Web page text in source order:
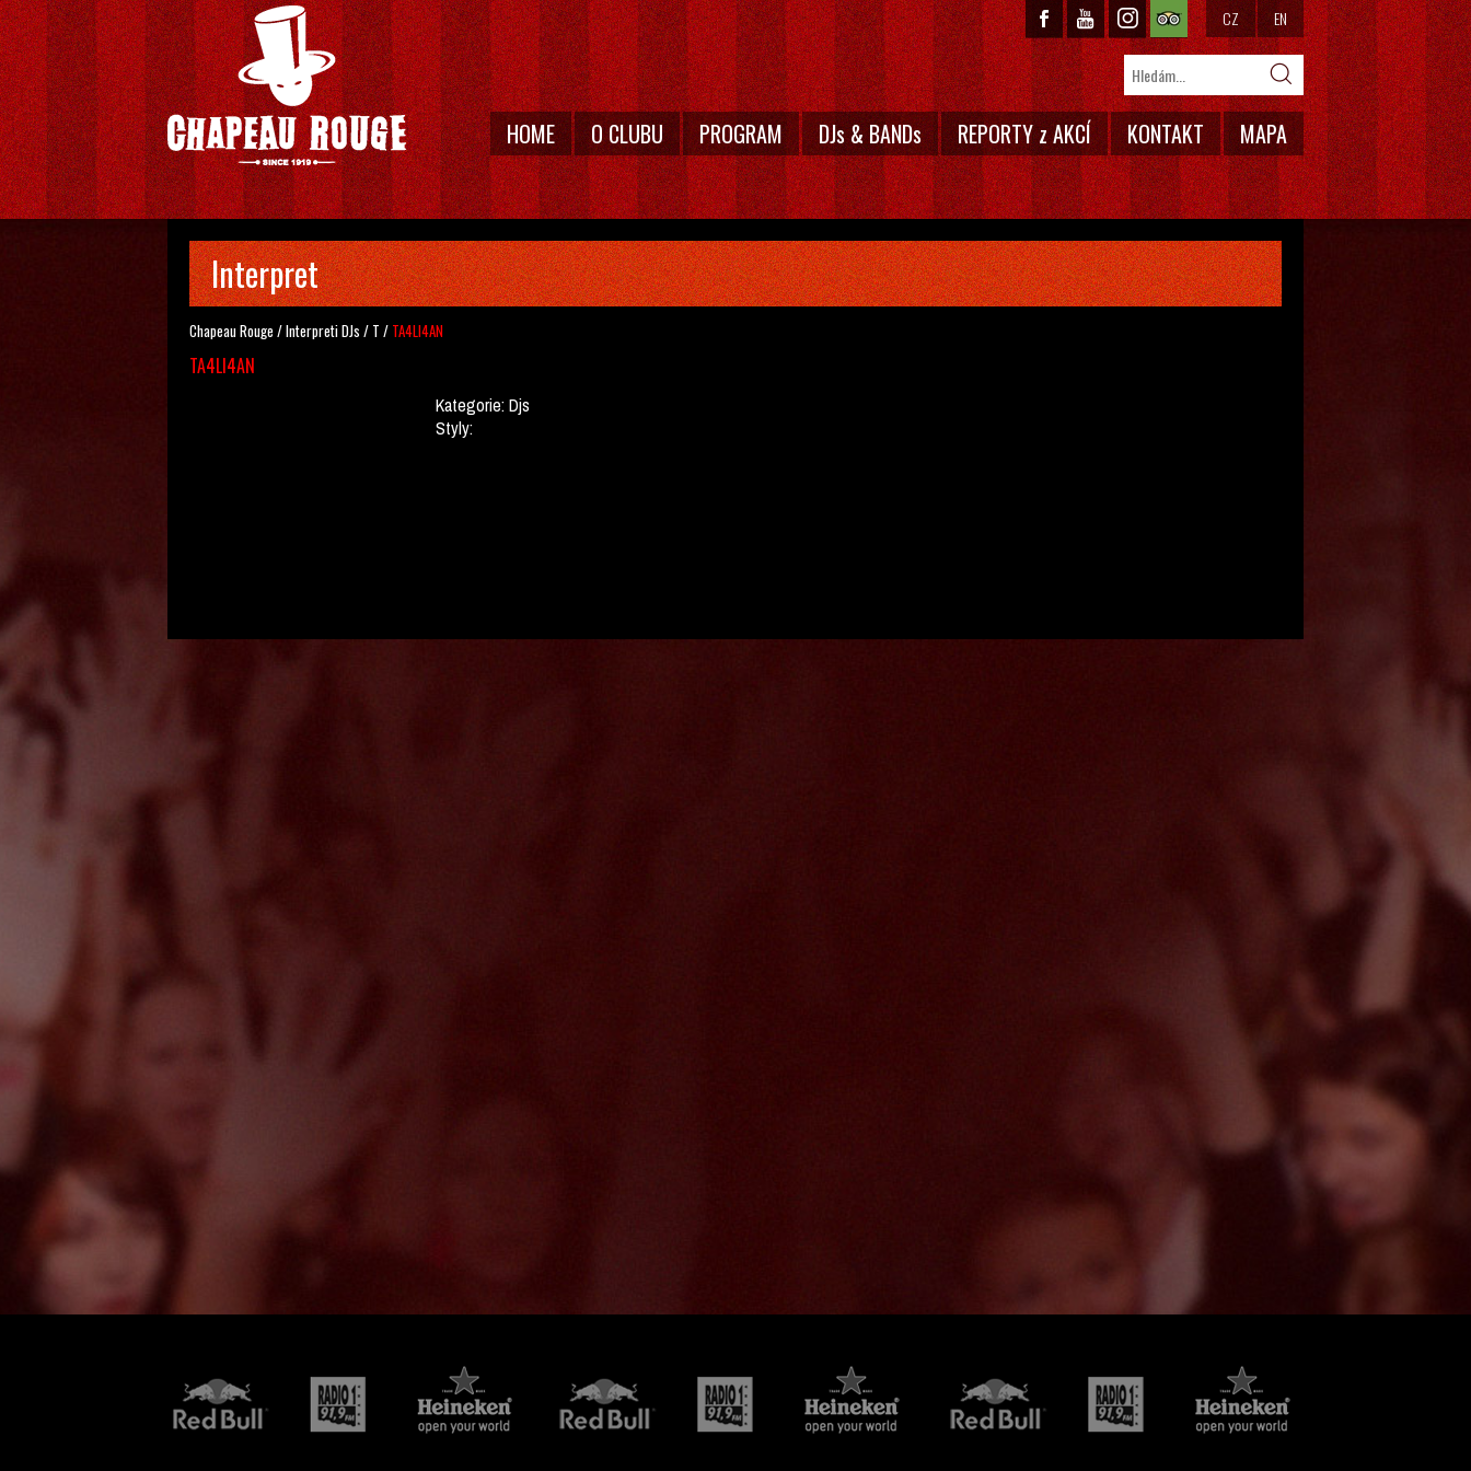
HOME O CLUBU PROGRAM DJs & BANDs REPORTY z AKCÍ KONTAKT MAPA
CZ EN
Interpret
Chapeau Rouge /InterpretiDJs / T / TA4LI4AN
TA4LI4AN
Kategorie:Djs
Styly: